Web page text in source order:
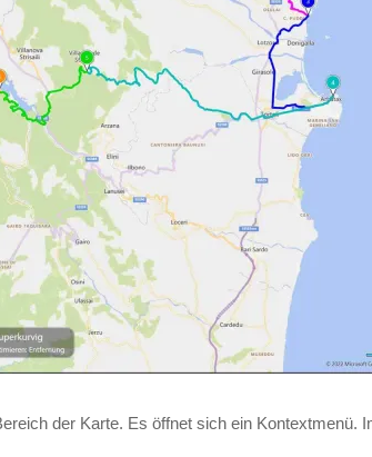
der Karte. Es öffnet sich ein Kontextmenü.